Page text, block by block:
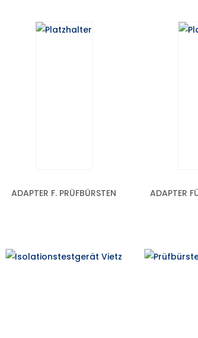
ADAPTER F. PRÜFBÜRSTEN ADAPTER